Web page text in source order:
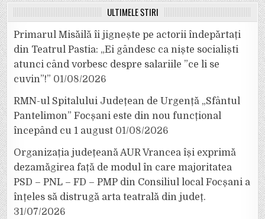
ULTIMELE ȘTIRI
Primarul Misăilă îi jignește pe actorii îndepărtați
din Teatrul Pastia: „Ei gândesc ca niște socialiști
atunci când vorbesc despre salariile ”ce li se
cuvin”!” 01/08/2026
RMN-ul Spitalului Județean de Urgență „Sfântul
Pantelimon” Focșani este din nou funcțional
începând cu 1 august 01/08/2026
Organizația județeană AUR Vrancea își exprimă
dezamăgirea față de modul în care majoritatea
PSD – PNL – FD – PMP din Consiliul local Focșani a
înțeles să distrugă arta teatrală din județ.
31/07/2026